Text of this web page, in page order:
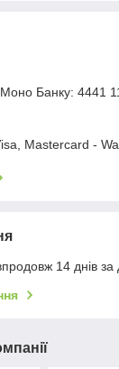
Банку: 4441
Mastercard -
14 днів за